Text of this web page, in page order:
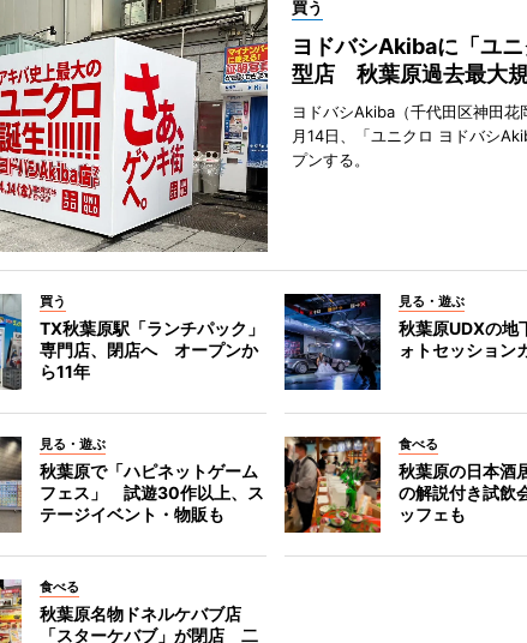
買う
ヨドバシAkibaに「ユ
型店 秋葉原過去最大
ヨドバシAkiba（千代田区神田花
月14日、「ユニクロ ヨドバシ
プンする。
買う
TX秋葉原駅「ランチパック」
専門店、閉店へ オープンか
ら11年
見る・遊ぶ
秋葉原UDXの地
ォトセッション
見る・遊ぶ
秋葉原で「ハピネットゲーム
フェス」 試遊30作以上、ス
テージイベント・物販も
食べる
秋葉原の日本酒
の解説付き試
ッフェも
食べる
秋葉原名物ドネルケバブ店
「スターケバブ」が閉店 二